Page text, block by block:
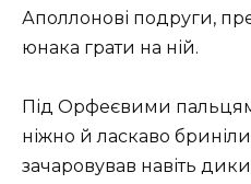
Аполлонові подруги,
юнака грати на ній.
Під Орфеєвими
ніжно й ласкаво
зачаровував навіть